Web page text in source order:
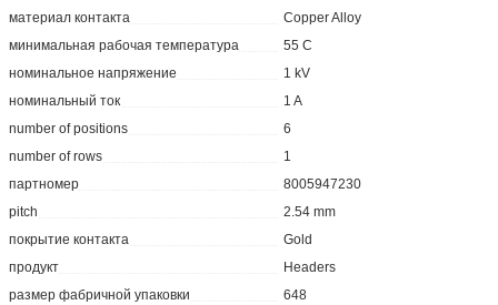
материал контакта
Copper Alloy
минимальная рабочая температура
55 C
номинальное напряжение
1 kV
номинальный ток
1 A
number of positions
6
number of rows
1
партномер
8005947230
pitch
2.54 mm
покрытие контакта
Gold
продукт
Headers
размер фабричной упаковки
648